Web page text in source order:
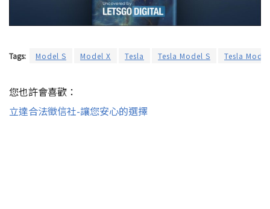
Tags: Model S Model X Tesla Tesla Model S Tesla
您也許會喜歡：
立達合法徵信社-讓您安心的選擇